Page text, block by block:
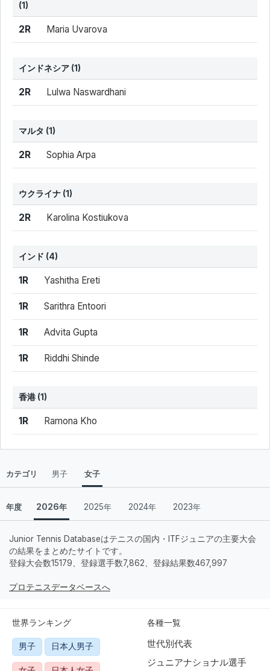
(1)
結果 シード 選手名
2R Maria Uvarova
インドネシア (1)
結果 シード 選手名
2R Lulwa Naswardhani
マルタ (1)
結果 シード 選手名
2R Sophia Arpa
ウクライナ (1)
結果 シード 選手名
2R Karolina Kostiukova
インド (4)
結果 シード 選手名
1R Yashitha Ereti
1R Sarithra Entoori
1R Advita Gupta
1R Riddhi Shinde
香港 (1)
結果 シード 選手名
1R Ramona Kho
カテゴリ 男子 女子
年度 2026年 2025年 2024年 2023年
Junior Tennis Databaseはテニスの国内・ITFジュニアの主要大会
の結果をまとめたサイトです。
登録大会数15179、登録選手数7,862、登録結果数467,997
プロテニスデータベースへ
世界ランキング
男子 日本人男子
各種一覧
世代別代表
ジュニアナショナル選手